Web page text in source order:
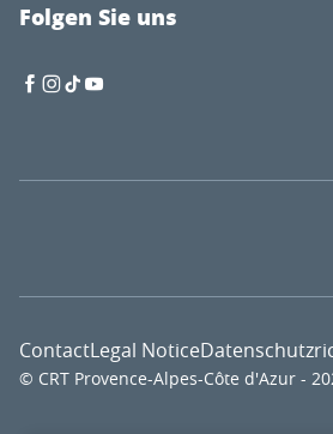
Folgen Sie uns
© CRT Provence-Alpes-Côte d'Azur -
ContactLegal Notice